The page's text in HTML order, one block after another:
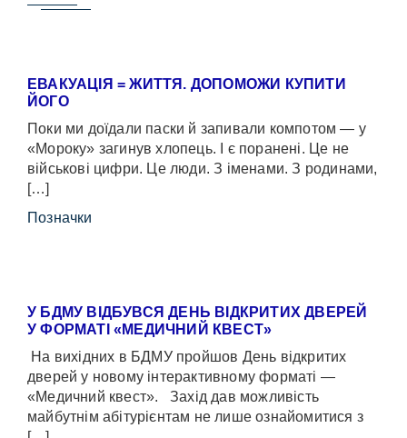
ЕВАКУАЦІЯ = ЖИТТЯ. ДОПОМОЖИ КУПИТИ
ЙОГО
Поки ми доїдали паски й запивали компотом — у
«Мороку» загинув хлопець. І є поранені. Це не
військові цифри. Це люди. З іменами. З родинами,
[…]
Позначки
У БДМУ ВІДБУВСЯ ДЕНЬ ВІДКРИТИХ ДВЕРЕЙ
У ФОРМАТІ «МЕДИЧНИЙ КВЕСТ»
На вихідних в БДМУ пройшов День відкритих
дверей у новому інтерактивному форматі —
«Медичний квест». Захід дав можливість
майбутнім абітурієнтам не лише ознайомитися з